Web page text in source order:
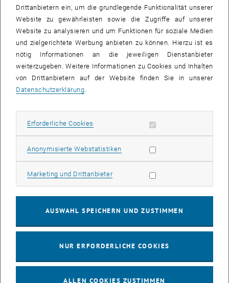
Güttel
Veranstaltungstyp:
Veranstaltungsort: Online, via Zoom
Info Session Learning Journey Turin
03 August 2026
03
AUG. 26
Veranstaltungstyp:
INFORMATIONSVERANSTALTUNG
Veranstaltungsort: Online, Via Zoom
Stammtisch 04.08.
04
AUG. 26
–
tba, 1060 Wien
Drittanbietern ein, um die grundlegende Funktionalität unserer
Website zu gewährleisten sowie die Zugriffe auf unserer
Website zu analysieren und um Funktionen für soziale Medien
und zielgerichtete Werbung anbieten zu können. Hierzu ist es
nötig Informationen an die jeweiligen Dienstanbieter
weiterzugeben. Weitere Informationen zu Cookies und Inhalten
von Drittanbietern auf der Website finden Sie in unserer
Datenschutzerklärung
Erforderliche Cookies Erforderliche Cookies zulassen
Anonymisierte WebstatistikenStatistik Cookies zulassen
Marketing und DrittanbieterMarketing Cookies zulassen
AUSWAHL SPEICHERN UND ZUSTIMMEN
NUR ERFORDERLICHE COOKIES
ALLEN COOKIES ZUSTIMMEN